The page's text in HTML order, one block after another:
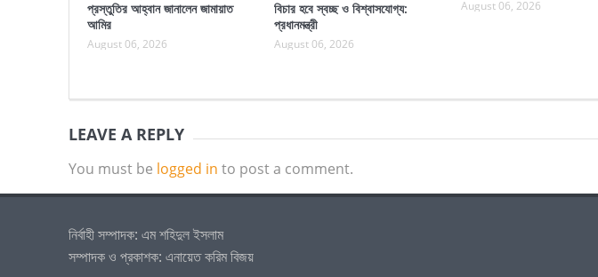
প্রস্তুতির আহ্বান জানালেন জামায়াত
আমির
August 06, 2026
বিচার হবে স্বচ্ছ ও বিশ্বাসযোগ্য:
প্রধানমন্ত্রী
August 06, 2026
August 06, 2026
LEAVE A REPLY
You must be logged in to post a comment.
নির্বাহী সম্পাদক: এম শহিদুল ইসলাম
সম্পাদক ও প্রকাশক: এনায়েত করিম বিজয়